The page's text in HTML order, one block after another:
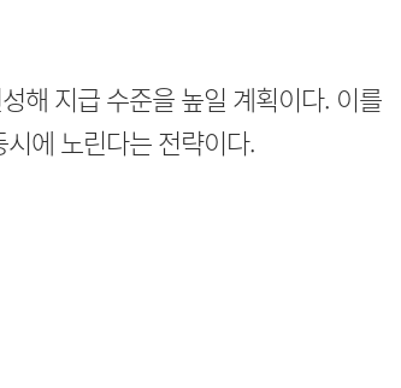
해 지급 수준을 높일 계획이다. 이를
에 노린다는 전략이다.